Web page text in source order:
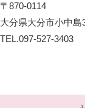
〒870-0114
大分県大分市小中島
TEL.097-527-3403